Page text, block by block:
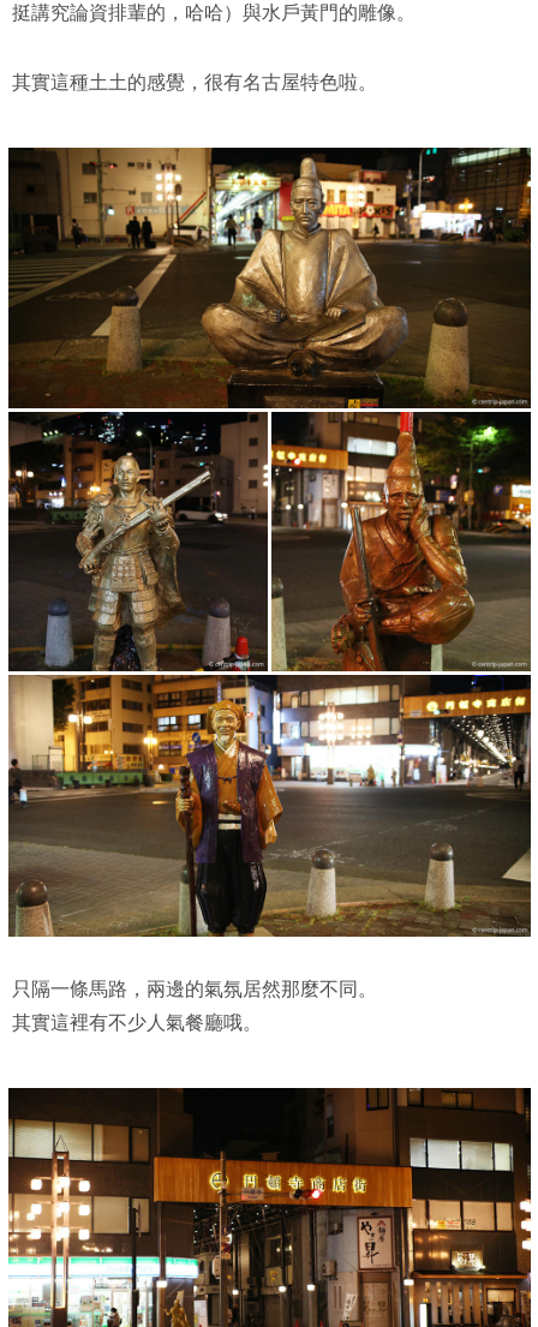
挺講究論資排輩的，哈哈）與水戶黃門的雕像。
其實這種土土的感覺，很有名古屋特色啦。
只隔一條馬路，兩邊的氣氛居然那麼不同。
其實這裡有不少人氣餐廳哦。